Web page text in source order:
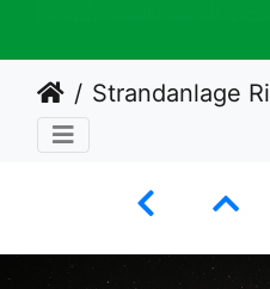
Strandanlage Rimsting